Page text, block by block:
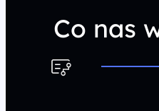
Co nas